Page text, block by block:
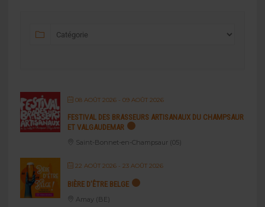
08 AOÛT 2026- 09 AOÛT 2026
FESTIVAL DES BRASSEURS ARTISANAUX DU CHAMPSAUR
ET VALGAUDEMAR
Saint-Bonnet-en-Champsaur (05)
22 AOÛT 2026- 23 AOÛT 2026
BIÈRE D’ÊTRE BELGE
Amay (BE)